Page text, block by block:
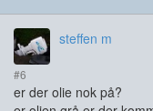
steffen m
#6
er der olie nok på?